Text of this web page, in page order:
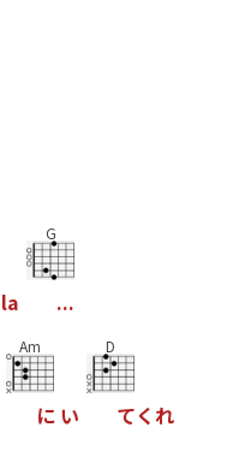
la
G
...
Am
に い
D
てく れ